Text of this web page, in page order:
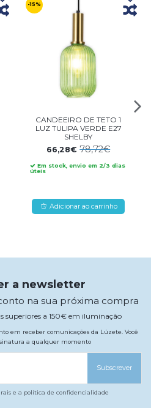
-15%
CANDEEIRO DE TETO 1
LUZ TULIPA VERDE E27
SHELBY
66,28€78,72€
Em stock, envio em 2/3 dias
úteis
Adicionar ao carrinho
a newsletter
na sua próxima compra
superiores a 150€ em iluminação
em receber comunicações da Lúzete. Você
a qualquer momento
Subscrever
e a política de confidencialidade